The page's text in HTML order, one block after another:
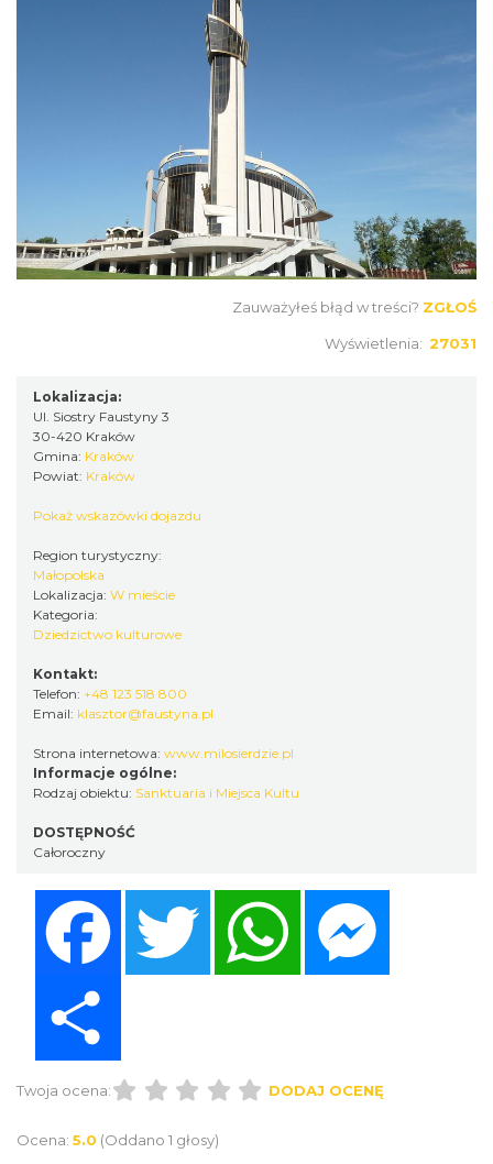
Zauważyłeś błąd w treści? ZGŁOŚ
Wyświetlenia: 27031
Lokalizacja:
Ul. Siostry Faustyny 3
30-420 Kraków
Gmina: Kraków
Powiat: Kraków
Pokaż wskazówki dojazdu
Region turystyczny:
Małopolska
Lokalizacja: W mieście
Kategoria:
Dziedzictwo kulturowe
Kontakt:
Telefon: +48 123 518 800
Email: klasztor@faustyna.pl
Strona internetowa: www.milosierdzie.pl
Informacje ogólne:
Rodzaj obiektu: Sanktuaria i Miejsca Kultu
DOSTĘPNOŚĆ
Całoroczny
Twitter WhatsApp
Twoja ocena: DODAJ OCENĘ
Ocena: 5.0 (Oddano 1 głosy)